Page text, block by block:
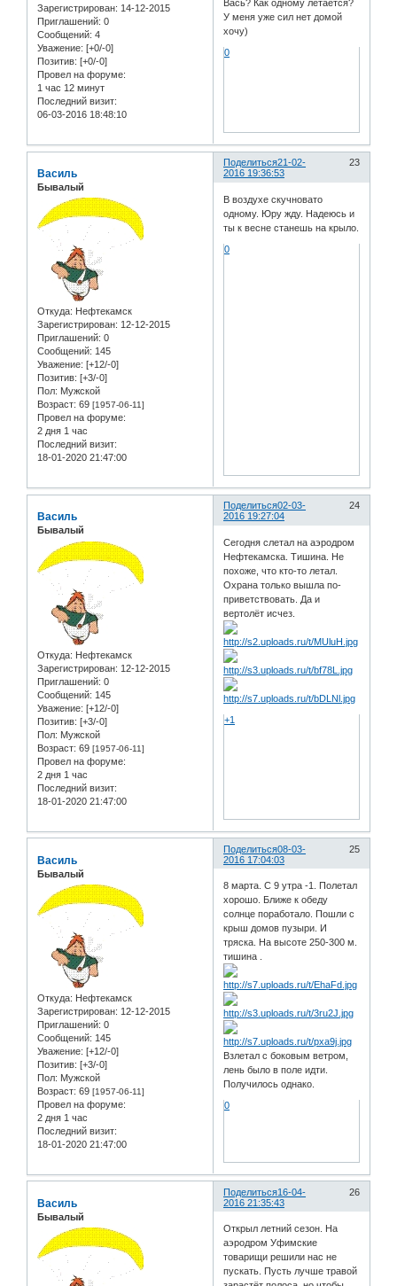
Зарегистрирован: 14-12-2015
Приглашений: 0
Сообщений: 4
Уважение: [+0/-0]
Позитив: [+0/-0]
Провел на форуме:
1 час 12 минут
Последний визит:
06-03-2016 18:48:10
Вась? Как одному летается?
У меня уже сил нет домой
хочу)
0
Поделиться 23
21-02-
2016 19:36:53
Василь
Бывалый
Откуда: Нефтекамск
Зарегистрирован: 12-12-2015
Приглашений: 0
Сообщений: 145
Уважение: [+12/-0]
Позитив: [+3/-0]
Пол: Мужской
Возраст: 69 [1957-06-11]
Провел на форуме:
2 дня 1 час
Последний визит:
18-01-2020 21:47:00
В воздухе скучновато
одному. Юру жду. Надеюсь и
ты к весне станешь на крыло.
0
Поделиться 24
02-03-
2016 19:27:04
Василь
Бывалый
Откуда: Нефтекамск
Зарегистрирован: 12-12-2015
Приглашений: 0
Сообщений: 145
Уважение: [+12/-0]
Позитив: [+3/-0]
Пол: Мужской
Возраст: 69 [1957-06-11]
Провел на форуме:
2 дня 1 час
Последний визит:
18-01-2020 21:47:00
Сегодня слетал на аэродром
Нефтекамска. Тишина. Не
похоже, что кто-то летал.
Охрана только вышла по-
приветствовать. Да и
вертолёт исчез.
+1
Поделиться 25
08-03-
2016 17:04:03
Василь
Бывалый
Откуда: Нефтекамск
Зарегистрирован: 12-12-2015
Приглашений: 0
Сообщений: 145
Уважение: [+12/-0]
Позитив: [+3/-0]
Пол: Мужской
Возраст: 69 [1957-06-11]
Провел на форуме:
2 дня 1 час
Последний визит:
18-01-2020 21:47:00
8 марта. С 9 утра -1. Полетал
хорошо. Ближе к обеду
солнце поработало. Пошли с
крыш домов пузыри. И
тряска. На высоте 250-300 м.
тишина .
Взлетал с боковым ветром,
лень было в поле идти.
Получилось однако.
0
Поделиться 26
16-04-
2016 21:35:43
Василь
Бывалый
Открыл летний сезон. На
аэродром Уфимские
товарищи решили нас не
пускать. Пусть лучше травой